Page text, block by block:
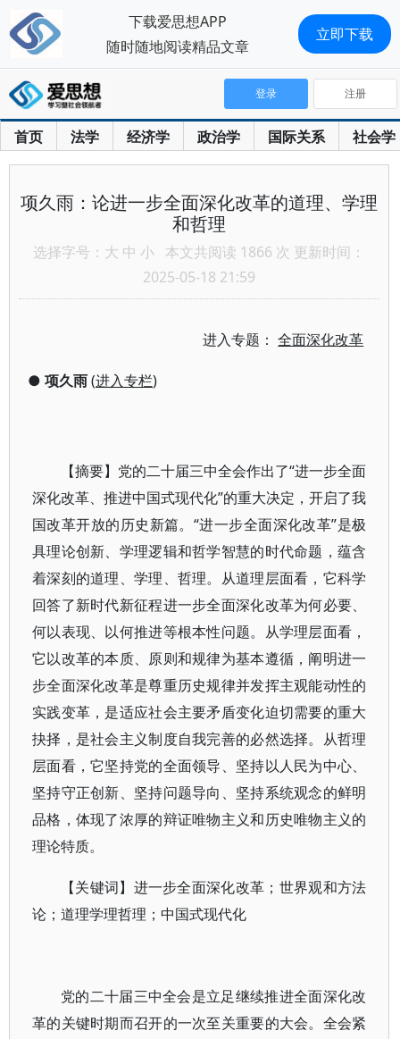
首页 法学 经济学 政治学 国际关系 社会学
登录 注册
项久雨：论进一步全面深化改革的道理、学理
和哲理
选择字号： 大 中 小 本文共阅读 1866 次 更新时间：
2025-05-18 21:59
进入专题：全面深化改革
● 项久雨(进入专栏)
【摘要】党的二十届三中全会作出了“进一步全面
深化改革、推进中国式现代化”的重大决定，开启了我
国改革开放的历史新篇。“进一步全面深化改革”是极
具理论创新、学理逻辑和哲学智慧的时代命题，蕴含
着深刻的道理、学理、哲理。从道理层面看，它科学
回答了新时代新征程进一步全面深化改革为何必要、
何以表现、以何推进等根本性问题。从学理层面看，
它以改革的本质、原则和规律为基本遵循，阐明进一
步全面深化改革是尊重历史规律并发挥主观能动性的
实践变革，是适应社会主要矛盾变化迫切需要的重大
抉择，是社会主义制度自我完善的必然选择。从哲理
层面看，它坚持党的全面领导、坚持以人民为中心、
坚持守正创新、坚持问题导向、坚持系统观念的鲜明
品格，体现了浓厚的辩证唯物主义和历史唯物主义的
理论特质。
【关键词】进一步全面深化改革；世界观和方法
论；道理学理哲理；中国式现代化
党的二十届三中全会是立足继续推进全面深化改
革的关键时期而召开的一次至关重要的大会。全会紧
下载爱思想APP
随时随地阅读精品文章
立即下载